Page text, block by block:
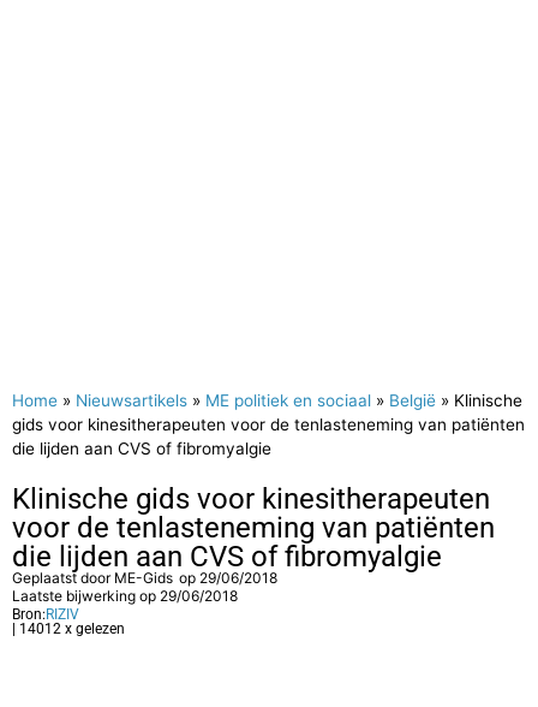
Home » Nieuwsartikels » ME politiek en sociaal » België » Klinische
gids voor kinesitherapeuten voor de tenlasteneming van patiënten
die lijden aan CVS of fibromyalgie
Klinische gids voor kinesitherapeuten
voor de tenlasteneming van patiënten
die lijden aan CVS of fibromyalgie
Geplaatst door ME-Gids op 29/06/2018
Laatste bijwerking op 29/06/2018
Bron: RIZIV
| 14012 x gelezen